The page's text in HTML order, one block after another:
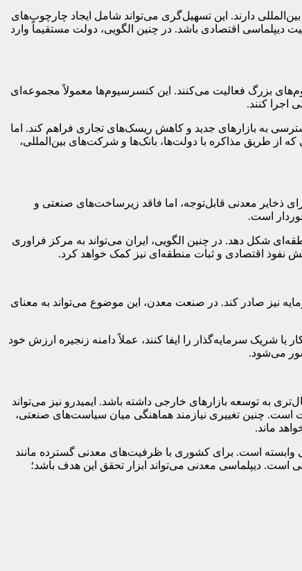
دارند. این تسهیل‌گری می‌تواند شامل ایجاد چارچوب‌های
اقتصادی باشد. در چنین الگویی، دولت مستقیماً وارد
بزرگ فعالیت می‌کنند. این کنسرسیوم‌ها معمولاً مجموعه‌ای
اجرا کنند.
به بازارهای جدید و کاهش ریسک‌های تجاری فراهم کند. اما
از طریق مذاکره با دولت‌ها، بانک‌ها و شرکت‌های بین‌المللی،
ذخایر معدنی قابل‌توجه، اما فاقد زیرساخت‌های صنعتی و
است.
شکل دهد. در چنین الگویی، ایران می‌تواند به مرکز فراوری
نفوذ اقتصادی و ثبات منطقه‌ای نیز کمک خواهد کرد.
نیز صادر کند. در صنعت معدن، این موضوع می‌تواند به معنای
شریک سرمایه‌گذار را ایفا کنند، عملاً دامنه زنجیره ارزش خود
می‌شود.
به توسعه بازارهای خارجی داشته باشد. ایمیدرو نیز می‌تواند
است. چنین تغییری نیازمند هماهنگی میان سیاست‌های صنعتی،
ماند.
وابسته است. برای کشوری با ظرفیت‌های معدنی گسترده مانند
است. دیپلماسی معدنی می‌تواند ابزار تحقق این هدف باشد؛